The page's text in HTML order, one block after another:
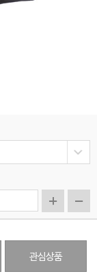
관심상품